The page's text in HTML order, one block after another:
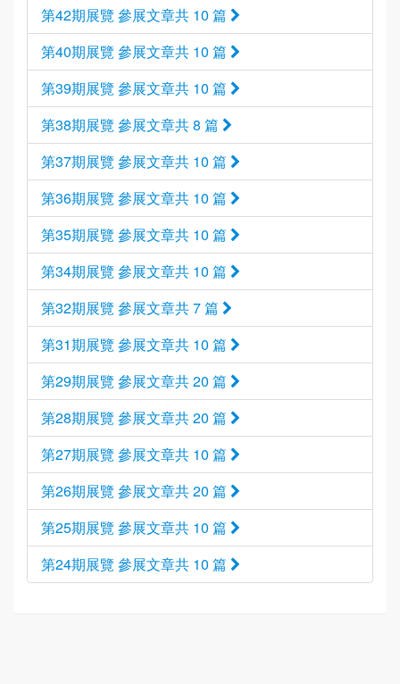
第42期展覽 參展文章共 10 篇
第40期展覽 參展文章共 10 篇
第39期展覽 參展文章共 10 篇
第38期展覽 參展文章共 8 篇
第37期展覽 參展文章共 10 篇
第36期展覽 參展文章共 10 篇
第35期展覽 參展文章共 10 篇
第34期展覽 參展文章共 10 篇
第32期展覽 參展文章共 7 篇
第31期展覽 參展文章共 10 篇
第29期展覽 參展文章共 20 篇
第28期展覽 參展文章共 20 篇
第27期展覽 參展文章共 10 篇
第26期展覽 參展文章共 20 篇
第25期展覽 參展文章共 10 篇
第24期展覽 參展文章共 10 篇